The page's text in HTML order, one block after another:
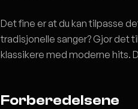
Det fine er at du kan tilpasse
tradisjonelle sanger? Gjor det
klassikere med moderne hits.
Forberedelsene